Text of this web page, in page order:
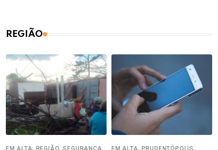
REGIÃO
EM ALTA, REGIÃO,SEGURANÇA EM ALTA, PRUDENTÓPOLIS,